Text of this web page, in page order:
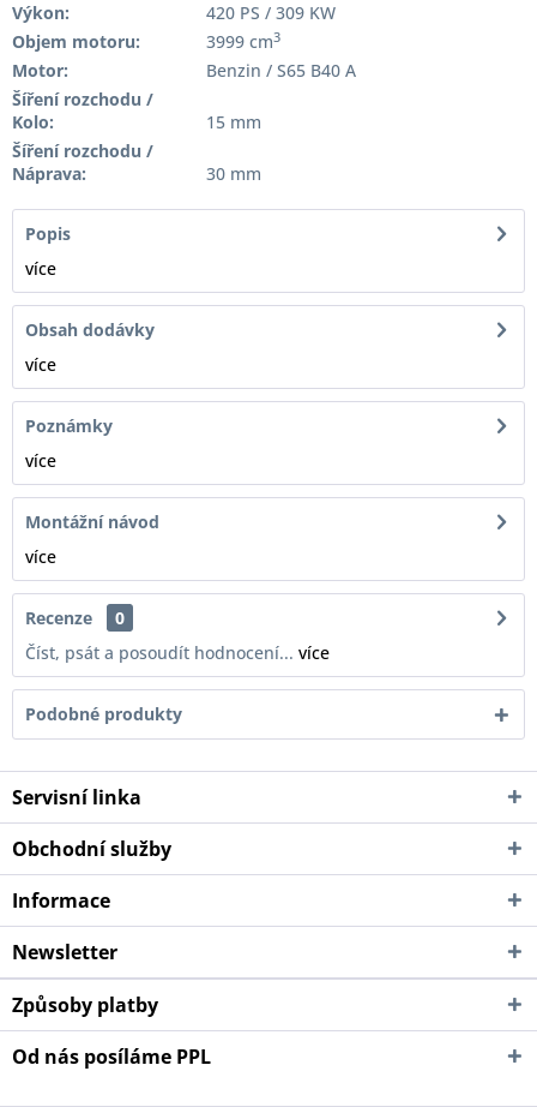
Výkon:
420 PS / 309 KW
Objem motoru:
3999 cm3
Motor:
Benzin / S65 B40 A
Šíření rozchodu /
Kolo:
15 mm
Šíření rozchodu /
Náprava:
30 mm
Popis
více
Obsah dodávky
více
Poznámky
více
Montážní návod
více
Recenze
0
Číst, psát a posoudít hodnocení... více
Podobné produkty
Servisní linka
Obchodní služby
Informace
Newsletter
Způsoby platby
Od nás posíláme PPL